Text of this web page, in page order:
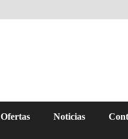
Ofertas Noticias